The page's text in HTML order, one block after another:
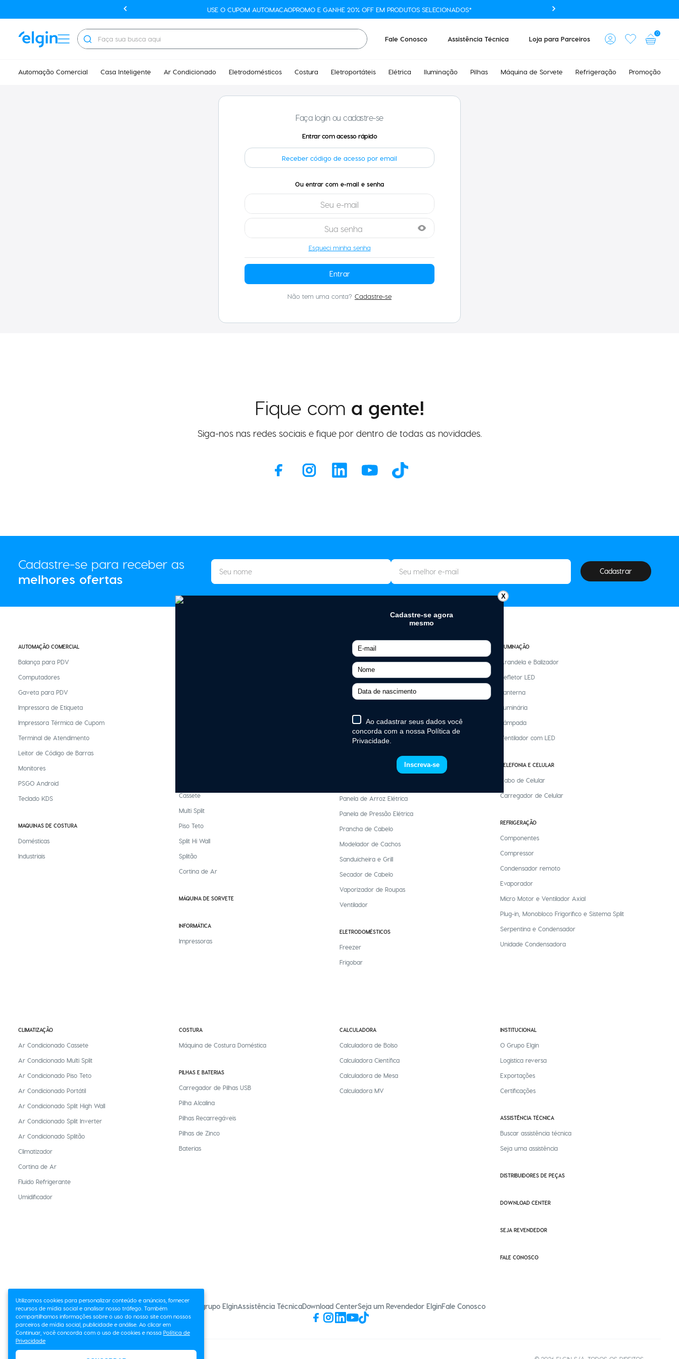
USE O CUPOM AUTOMACAOPROMO E GANHE 20% OFF EM PRODUTOS SELECIONADOS*
Faça sua busca aqui
Fale Conosco Assistência Técnica Loja para Parceiros
0
Automação Comercial Casa Inteligente Ar Condicionado Eletrodomésticos Costura Eletroportáteis Elétrica Iluminação Pilhas Máquina de Sorvete Refrigeração Promoção
Utilizamos cookies para personalizar conteúdo e anúncios, fornecer
recursos de mídia social e analisar nosso tráfego. Também
compartilhamos informações sobre o uso do nosso site com nossos
parceiros de mídia social, publicidade e análise. Ao clicar em
Continuar, você concorda com o uso de cookies e nossa Política de
Privacidade
Faça login ou cadastre-se
Receber código de acesso por email
entrar com e-mail e senha
Esqueci minha senha
Entrar
Fique com a gente!
Siga-nos nas redes sociais e fique por dentro de todas as novidades.
Cadastre-se para receber as
melhores ofertas
Cadastrar
AUTOMAÇÃO COMERCIAL
Balança para PDV
Computadores
Gaveta para PDV
Impressora de Etiqueta
Impressora Térmica de Cupom
Terminal de Atendimento
Leitor de Código de Barras
Monitores
PSGO Android
Teclado KDS
MAQUINAS DE COSTURA
Domésticas
Industriais
Cassete
Multi Split
Piso Teto
Split Hi Wall
Splitão
Cortina de Ar
MÁQUINA DE SORVETE
INFORMÁTICA
Impressoras
ELETROPORTÁTEIS
Air Fryer
Apirador de Pó
Chaleira Elétrica
Escova Secadora
Ferro de Passar Roupa
Máquina de Cortar Cabelo e Barba
Panela de Arroz Elétrica
Panela de Pressão Elétrica
Prancha de Cabelo
Modelador de Cachos
Sanduicheira e Grill
Secador de Cabelo
Vaporizador de Roupas
Ventilador
ELETRODOMÉSTICOS
Freezer
Frigobar
ILUMINAÇÃO
Arandela e Balizador
Refletor LED
Lanterna
Luminária
Lâmpada
Ventilador com LED
TELEFONIA E CELULAR
Cabo de Celular
Carregador de Celular
REFRIGERAÇÃO
Componentes
Compressor
Condensador remoto
Evaporador
Micro Motor e Ventilador Axial
Plug-in, Monobloco Frigorifico e Sistema Split
Serpentina e Condensador
Unidade Condensadora
CLIMATIZAÇÃO
Ar Condicionado Cassete
Ar Condicionado Multi Split
Ar Condicionado Piso Teto
Ar Condicionado Portátil
Ar Condicionado Split High Wall
Ar Condicionado Split Inverter
Ar Condicionado Splitão
Climatizador
Cortina de Ar
Fluido Refrigerante
Umidificador
COSTURA
Máquina de Costura Doméstica
PILHAS E BATERIAS
Carregador de Pilhas USB
Pilha Alcalina
Pilhas Recarregáveis
Pilhas de Zinco
Baterias
CALCULADORA
Calculadora de Bolso
Calculadora Científica
Calculadora de Mesa
Calculadora MV
INSTITUCIONAL
O Grupo Elgin
Logistica reversa
Exportações
Certificações
ASSISTÊNCIA TÉCNICA
Buscar assistência técnica
Seja uma assistência
DISTRIBUIDORES DE PEÇAS
DOWNLOAD CENTER
SEJA REVENDEDOR
FALE CONOSCO
O grupo ElginAssistência TécnicaDownload CenterSeja um Revendedor ElginFale Conosco
X